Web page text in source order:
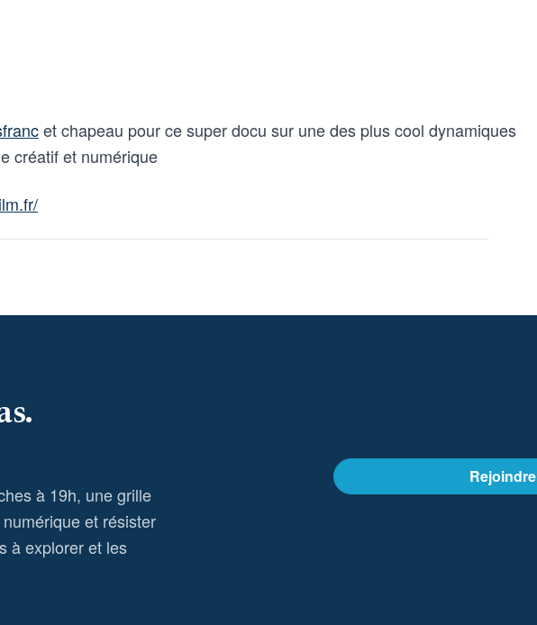
et chapeau pour ce super docu sur une des plus cool dynamiques
créatif et numérique
à 19h, une grille
et résister
à explorer et les
Rejoindre